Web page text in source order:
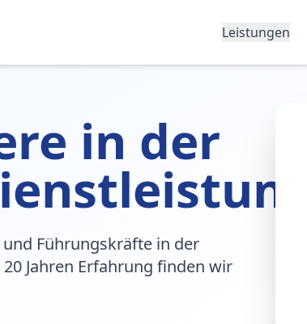
Leistungen
in der
Führungskräfte in der
Jahren Erfahrung finden wir